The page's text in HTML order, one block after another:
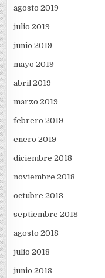
agosto 2019
julio 2019
junio 2019
mayo 2019
abril 2019
marzo 2019
febrero 2019
enero 2019
diciembre 2018
noviembre 2018
octubre 2018
septiembre 2018
agosto 2018
julio 2018
junio 2018